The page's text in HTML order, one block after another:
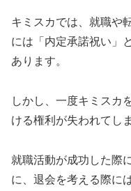
キミスカでは、就職や
には「内定承諾祝い」
あります。
しかし、一度キミスカ
ける権利が失われてし
就職活動が成功した際
に、退会を考える際に